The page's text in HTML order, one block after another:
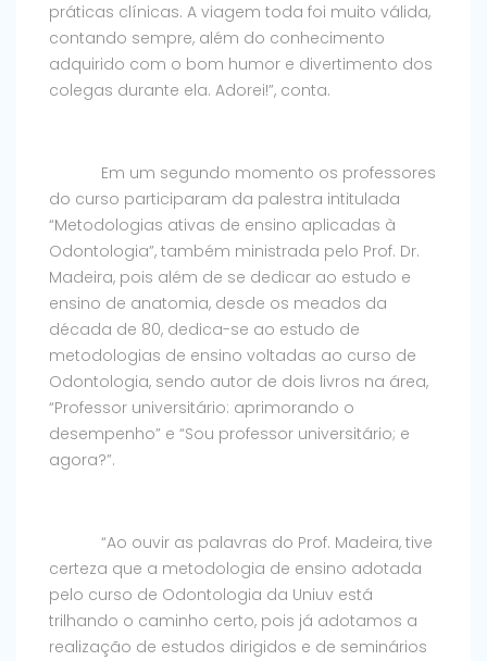
práticas clínicas. A viagem toda foi muito válida,
contando sempre, além do conhecimento
adquirido com o bom humor e divertimento dos
colegas durante ela. Adorei!”, conta.
Em um segundo momento os professores
do curso participaram da palestra intitulada
“Metodologias ativas de ensino aplicadas à
Odontologia”, também ministrada pelo Prof. Dr.
Madeira, pois além de se dedicar ao estudo e
ensino de anatomia, desde os meados da
década de 80, dedica-se ao estudo de
metodologias de ensino voltadas ao curso de
Odontologia, sendo autor de dois livros na área,
“Professor universitário: aprimorando o
desempenho” e “Sou professor universitário; e
agora?”.
“Ao ouvir as palavras do Prof. Madeira, tive
certeza que a metodologia de ensino adotada
pelo curso de Odontologia da Uniuv está
trilhando o caminho certo, pois já adotamos a
realização de estudos dirigidos e de seminários